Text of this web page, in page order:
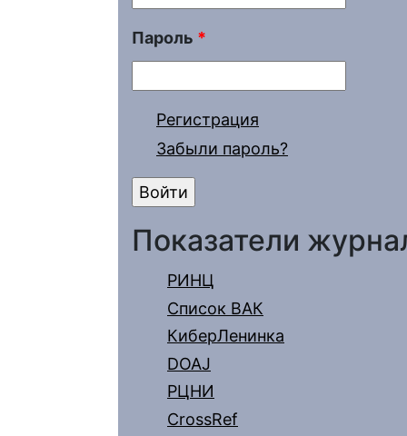
Пароль *
Регистрация
Забыли пароль?
Показатели
РИНЦ
Список ВАК
КиберЛенинка
DOAJ
РЦНИ
CrossRef